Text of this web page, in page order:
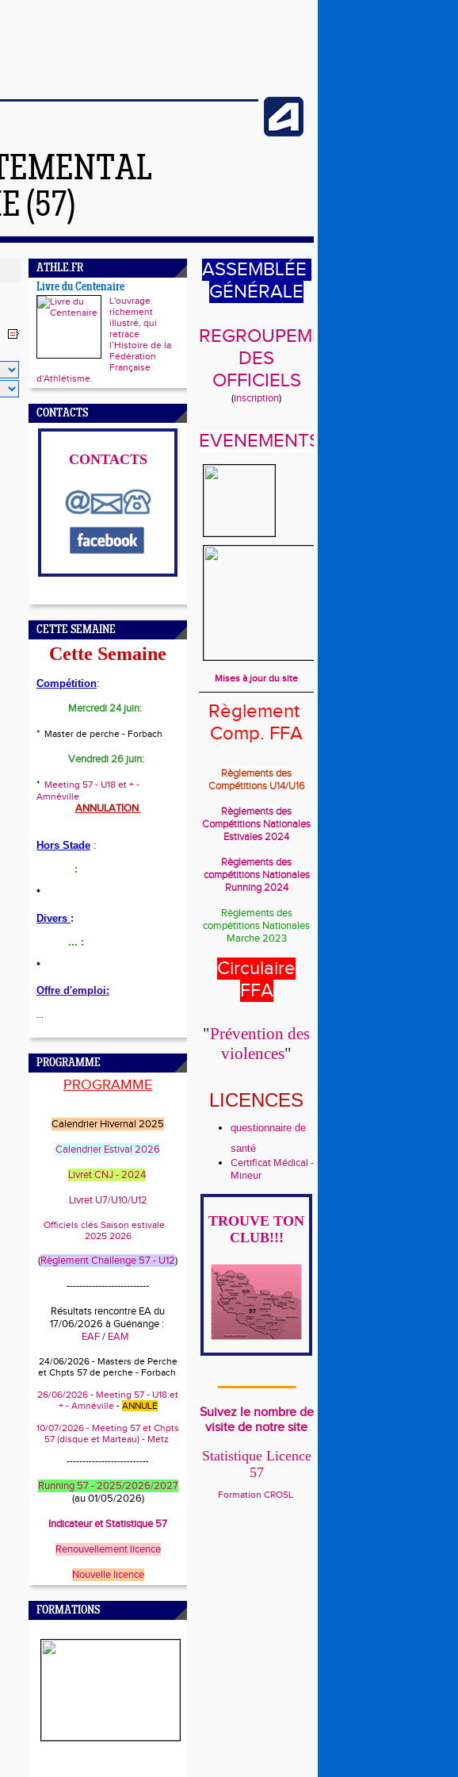
(57)
ATHLE.FR
Livre du Centenaire
L'ouvrage
richement
illustré, qui
retrace
l’Histoire de la
Fédération
Française
d'Athlétisme.
CONTACTS
CONTACTS
CETTE SEMAINE
Cette Semaine
Compétition:
Mercredi 24 juin:
* Master de perche - Forbach
Vendredi 26 juin:
* Meeting 57 - U18 et + -
Amnéville
ANNULATION
Hors Stade :
:
*
Divers :
... :
*
Offre d'emploi:
...
PROGRAMME
PROGRAMME
Calendrier Hivernal 2025
Calendrier Estival 2026
Livret CNJ - 2024
Livret U7/U10/U12
Officiels clés Saison estivale
2025 2026
(Règlement Challenge 57 - U12)
--------------------------
Résultats rencontre EA du
17/06/2026 à Guénange :
EAF/ EAM
24/06/2026 - Masters de Perche
et Chpts 57 de perche - Forbach
26/06/2026 - Meeting 57 - U18 et
+ - Amnéville- ANNULE
10/07/2026 - Meeting 57 et Chpts
57 (disque et Marteau) - Metz
--------------------------
Running 57 - 2025/2026/2027
(au 01/05/2026)
Indicateur et Statistique 57
Renouvellement licence
Nouvelle licence
FORMATIONS
ASSEMBLÉE
GÉNÉRALE
REGROUPEMENT
DES
OFFICIELS
(inscription)
EVENEMENTS
Mises à jour du site
Règlement
Comp. FFA
Règlements des
Compétitions U14/U16
Règlements des
Compétitions Nationales
Estivales 2024
Règlements des
compétitions Nationales
Running 2024
Règlements des
compétitions Nationales
Marche 2023
Circulaire
FFA
"Prévention des
violences"
LICENCES
questionnaire de
santé
Certificat Médical -
Mineur
TROUVE TON
CLUB!!!
_______
Suivez le nombre de
visite de notre site
Statistique Licence
57
Formation CROSL